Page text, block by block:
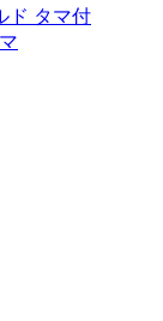
ド タマ付